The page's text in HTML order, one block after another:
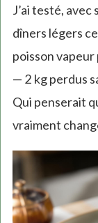
J’ai testé,
dîners légers
poisson
— 2 kg perdus
Qui penserait
vraiment